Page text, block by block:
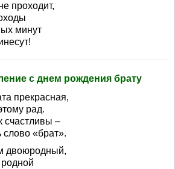
проходит,
минут
с днем рождения брату
прекрасная,
рад.
счастливы –
слово «брат».
двоюродный,